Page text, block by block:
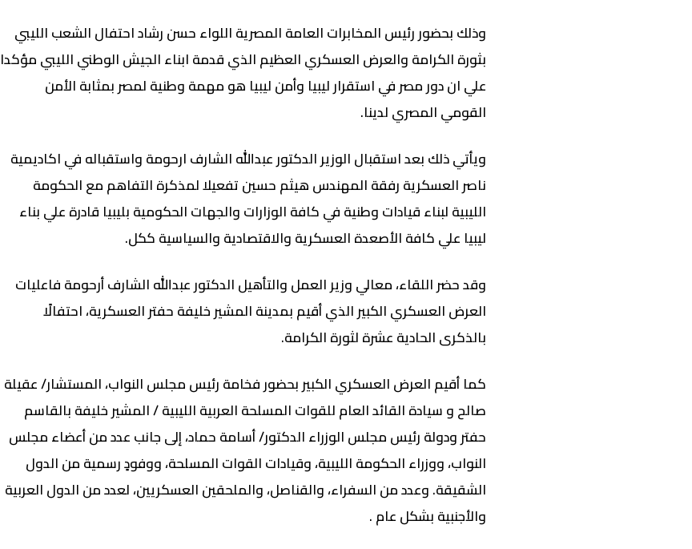
وذلك بحضور رئيس المخابرات العامة المصرية اللواء حسن رشاد احتفال الشعب الليبي
بثورة الكرامة والعرض العسكري العظيم الذي قدمة ابناء الجيش الوطني الليبي مؤكدا
علي ان دور مصر في استقرار ليبيا وأمن ليبيا هو مهمة وطنية لمصر بمثابة الأمن
القومي المصري لدينا.
ويأتي ذلك بعد استقبال الوزير الدكتور عبدالله الشارف ارحومة واستقباله في اكاديمية
ناصر العسكرية رفقة المهندس هيثم حسين تفعيلا لمذكرة التفاهم مع الحكومة
الليبية لبناء قيادات وطنية في كافة الوزارات والجهات الحكومية بليبيا قادرة علي بناء
ليبيا علي كافة الأصعدة العسكرية والاقتصادية والسياسية ككل.
وقد حضر اللقاء، معالي وزير العمل والتأهيل الدكتور عبدالله الشارف أرحومة فاعليات
العرض العسكري الكبير الذي أقيم بمدينة المشير خليفة حفتر العسكرية، احتفالًا
بالذكرى الحادية عشرة لثورة الكرامة.
كما أقيم العرض العسكري الكبير بحضور فخامة رئيس مجلس النواب، المستشار/ عقيلة
صالح و سيادة القائد العام للقوات المسلحة العربية الليبية / المشير خليفة بالقاسم
حفتر ودولة رئيس مجلس الوزراء الدكتور/ أسامة حماد، إلى جانب عدد من أعضاء مجلس
النواب، ووزراء الحكومة الليبية، وقيادات القوات المسلحة، ووفودٍ رسمية من الدول
الشقيقة. وعدد من السفراء، والقناصل، والملحقين العسكريين، لعدد من الدول العربية
والأجنبية بشكل عام .